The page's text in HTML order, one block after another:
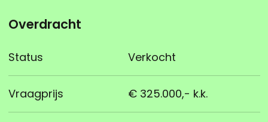
Overdracht
Status Verkocht
Vraagprijs € 325.000,- k.k.